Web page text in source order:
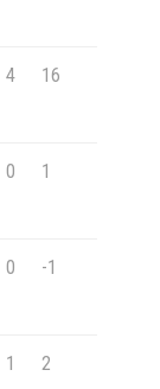
4 16
0 1
0 -1
1 2